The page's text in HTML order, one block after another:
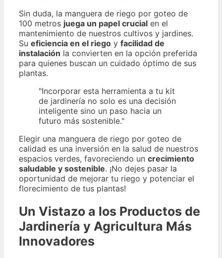
Sin duda, la manguera de riego por goteo de
100 metros juega un papel crucial en el
mantenimiento de nuestros cultivos y jardines.
Su eficiencia en el riego y facilidad de
instalación la convierten en la opción preferida
para quienes buscan un cuidado óptimo de sus
plantas.
"Incorporar esta herramienta a tu kit
de jardinería no solo es una decisión
inteligente sino un paso hacia un
futuro más sostenible."
Elegir una manguera de riego por goteo de
calidad es una inversión en la salud de nuestros
espacios verdes, favoreciendo un crecimiento
saludable y sostenible. ¡No dejes pasar la
oportunidad de mejorar tu riego y potenciar el
florecimiento de tus plantas!
Un Vistazo a los Productos de
Jardinería y Agricultura Más
Innovadores